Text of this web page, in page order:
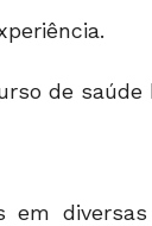
de saúde
em